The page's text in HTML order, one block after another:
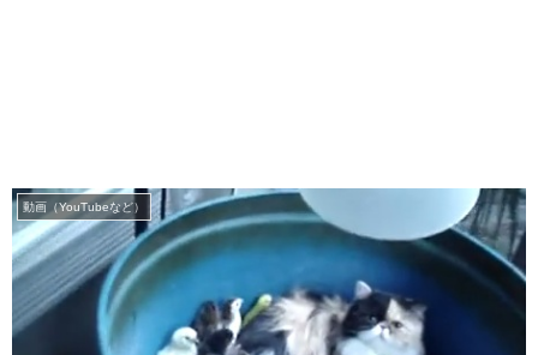
動画（YouTubeなど）